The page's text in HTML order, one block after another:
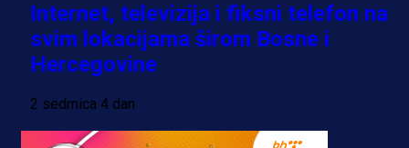
Internet, televizija i fiksni telefon na
svim lokacijama širom Bosne i
Hercegovine
2 sedmica 4 dan